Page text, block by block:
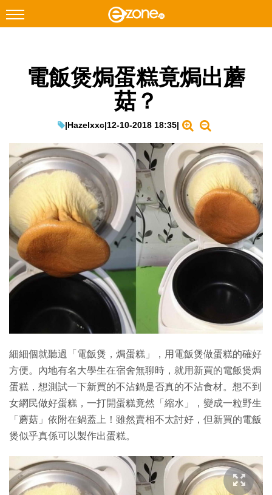
Facebook Instagram
遊戲動漫
教學評測
EduTech
IT Times
生成式AI與雲端應用
Enterprise Digital Transformation
特集
電飯煲焗蛋糕竟焗出蘑
菇？
|Hazelxxc|12-10-2018 18:35|
細細個就聽過「電飯煲，焗蛋糕」，用電飯煲做蛋糕的確好
方便。內地有名大學生在宿舍無聊時，就用新買的電飯煲焗
蛋糕，想測試一下新買的不沾鍋是否真的不沾食材。想不到
女網民做好蛋糕，一打開蛋糕竟然「縮水」，變成一粒野生
「蘑菇」依附在鍋蓋上！雖然賣相不太討好，但新買的電飯
煲似乎真係可以製作出蛋糕。